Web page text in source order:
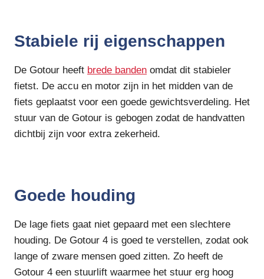
Stabiele rij eigenschappen
De Gotour heeft brede banden omdat dit stabieler
fietst. De accu en motor zijn in het midden van de
fiets geplaatst voor een goede gewichtsverdeling. Het
stuur van de Gotour is gebogen zodat de handvatten
dichtbij zijn voor extra zekerheid.
Goede houding
De lage fiets gaat niet gepaard met een slechtere
houding. De Gotour 4 is goed te verstellen, zodat ook
lange of zware mensen goed zitten. Zo heeft de
Gotour 4 een stuurlift waarmee het stuur erg hoog